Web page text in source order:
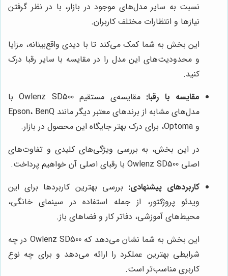
نسبت به سایر مدل‌های موجود در بازار، با در نظر گرفتن
نیازها و انتظارات مختلف کاربران.
این بخش به شما کمک می‌کند تا با دیدی واقع‌بینانه، مزایا
و محدودیت‌های این مدل را در مقایسه با سایر رقبا درک
کنید.
مقایسه با رقبا:
مقایسه‌ی مستقیم Owlenz SD500 با
مدل‌های مشابه از برندهای معتبر دیگر مانند Epson، BenQ
و Optoma، برای درک بهتر جایگاه این محصول در بازار.
در این بخش، به بررسی ویژگی‌های کلیدی و تفاوت‌های
اصلی Owlenz SD500 با رقبای اصلی آن خواهیم پرداخت.
کاربردهای پیشنهادی: بررسی بهترین کاربردها برای این
ویدئو پروژکتور، از جمله استفاده در سینمای خانگی،
محیط‌های آموزشی، دفاتر کار و فضاهای باز.
این بخش به شما نشان می‌دهد که Owlenz SD500 در چه
شرایطی بهترین عملکرد را ارائه می‌دهد و برای چه نوع
کاربری مناسب‌تر است.